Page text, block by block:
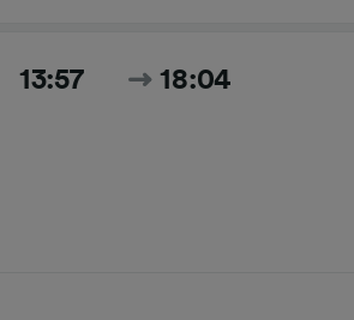
13:57 18:04